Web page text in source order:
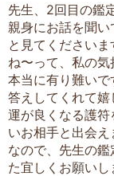
先生、2回目の鑑
親身にお話を聞
と見てください
ね〜って、私の気
本当に有り難い
答えしてくれて
運が良くなる護
いお相手と出会
なので、先生の
た宜しくお願いし